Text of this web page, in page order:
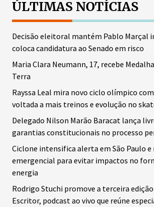
ÚLTIMAS NOTÍCIAS
Decisão eleitoral mantém Pablo Marçal
coloca candidatura ao Senado em risco
Maria Clara Neumann, 17, recebe
Terra
Rayssa Leal mira novo ciclo olímpico
voltada a mais treinos e evolução no
Delegado Nilson Marão Baracat lança
garantias constitucionais no processo
Ciclone intensifica alerta em São Paulo
emergencial para evitar impactos no
energia
Rodrigo Stuchi promove a terceira edição
Escritor, podcast ao vivo que reúne